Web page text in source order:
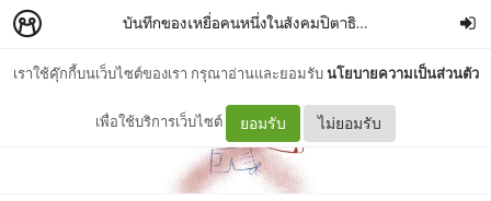
เราใช้คุ๊กกี้บนเว็บไซต์ของเรา กรุณาอ่านและยอมรับนโยบายความเป็นส่วนตัว
เพื่อใช้บริการเว็บไซต์ ยอมรับ ไม่ยอมรับ
บันทึกของเหยื่อคนหนึ่งในสังคมปิตาธิปไตย Bhornnapan